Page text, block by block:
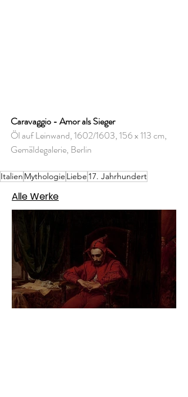
Caravaggio - Amor als Sieger
Öl auf Leinwand, 1602/1603, 156 x 113 cm,
Gemäldegalerie, Berlin
Italien Mythologie Liebe 17. Jahrhundert
Alle Werke